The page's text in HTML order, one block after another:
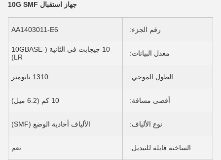
جهاز استقبال 10G SMF
رقم الجزء: AA1403011-E6
معدل البيانات:
10 جيجابت في الثانية (10GBASE-
LR)
الطول الموجي: 1310 نانومتر
أقصى مسافة: 10 كم (6.2 ميل)
نوع الألياف: الألياف أحادية الوضع (SMF)
الساخنة قابلة للتبديل: نعم